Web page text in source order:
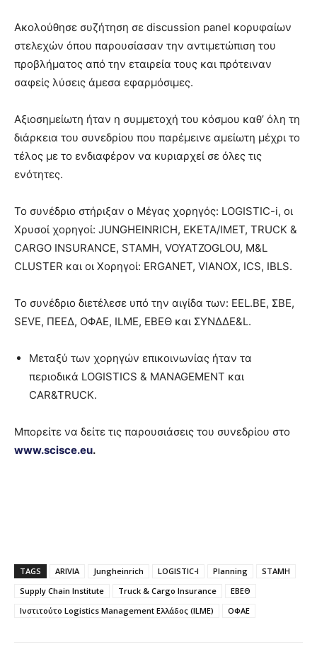
Ακολούθησε συζήτηση σε discussion panel κορυφαίων
στελεχών όπου παρουσίασαν την αντιμετώπιση του
προβλήματος από την εταιρεία τους και πρότειναν
σαφείς λύσεις άμεσα εφαρμόσιμες.
Αξιοσημείωτη ήταν η συμμετοχή του κόσμου καθ’ όλη τη
διάρκεια του συνεδρίου που παρέμεινε αμείωτη μέχρι το
τέλος με το ενδιαφέρον να κυριαρχεί σε όλες τις
ενότητες.
Το συνέδριο στήριξαν ο Μέγας χορηγός: LOGISTIC-i, οι
Xρυσοί χορηγοί: JUNGHEINRICH, ΕΚΕΤΑ/IMET, TRUCK &
CARGO INSURANCE, STAMH, VOYATZOGLOU, M&L
CLUSTER και οι Xορηγοί: ERGANET, VIANOX, ICS, IBLS.
Το συνέδριο διετέλεσε υπό την αιγίδα των: EEL.BE, ΣΒΕ,
SEVE, ΠΕΕΔ, ΟΦΑΕ, ILME, EBEΘ και ΣΥΝΔΔΕ&L.
Μεταξύ των χορηγών επικοινωνίας ήταν τα
περιοδικά LOGISTICS & MANAGEMENT και
CAR&TRUCK.
Μπορείτε να δείτε τις παρουσιάσεις του συνεδρίου στο
www.scisce.eu.
TAGS ARIVIA Jungheinrich LOGISTIC-I Planning
STAMH
Supply Chain Institute
Truck & Cargo Insurance
ΕΒΕΘ
Ινστιτούτο Logistics Management Ελλάδος (ILME)
ΟΦΑΕ